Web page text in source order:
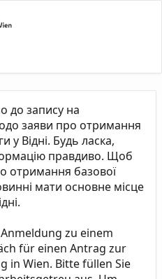
до запису на
заяви про отримання
у Відні. Будь ласка,
правдиво. Щоб
отримання базової
мати основне місце
zu einem
für einen Antrag zur
in Wien. Bitte füllen Sie